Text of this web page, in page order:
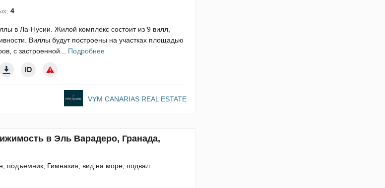
4
в Ла-Нусии. Жилой комплекс состоит из 9 вилл,
Виллы будут построены на участках площадью
с застроенной... Подробнее
VYM CANARIAS REAL ESTATE
в Эль Варадеро, Гранада,
подъемник, Гимназия, вид на море, подвал